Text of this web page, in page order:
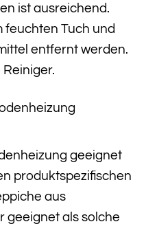
ist ausreichend.
feuchten Tuch und
entfernt werden.
geeignet
produktspezifischen
aus
geeignet als solche